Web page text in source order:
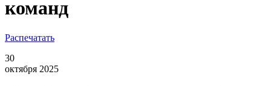
команд
Распечатать
30
октября 2025